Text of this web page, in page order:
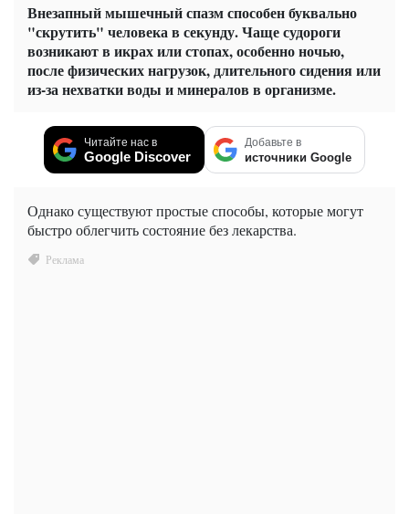
Внезапный мышечный спазм способен буквально
"скрутить" человека в секунду. Чаще судороги
возникают в икрах или стопах, особенно ночью,
после физических нагрузок, длительного сидения или
из-за нехватки воды и минералов в организме.
Читайте нас в
Google Discover
Добавьте в
источники Google
Однако существуют простые способы, которые могут
быстро облегчить состояние без лекарства.